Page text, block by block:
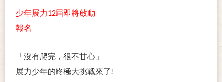
少年展力12屆即將啟動
報名
「沒有爬完，很不甘心」
展力少年的終極大挑戰來了 !